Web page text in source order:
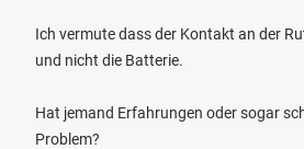
Ich vermute dass der Kontakt an der
und nicht die Batterie.
Hat jemand Erfahrungen oder sogar
Problem?